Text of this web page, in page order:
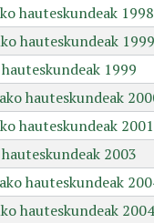
hauteskundeak 1998
hauteskundeak 1999
1999
hauteskundeak
hauteskundeak 2001
2003
hauteskundeak
hauteskundeak 2004